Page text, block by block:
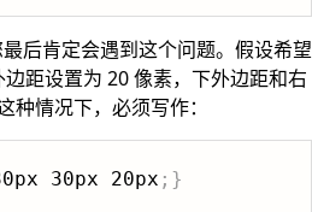
后肯定会遇到这个问题。假设希望
距设置为 20 像素，下外边距和右
情况下，必须写作：
30px 20px ; }